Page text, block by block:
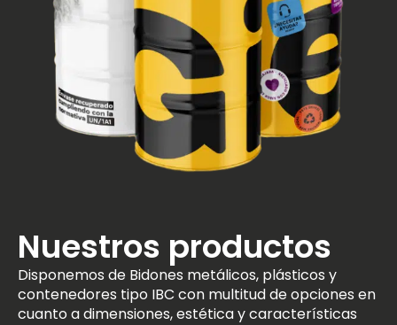
Nuestros productos
Disponemos de Bidones metálicos, plásticos y
contenedores tipo IBC con multitud de opciones en
cuanto a dimensiones, estética y características